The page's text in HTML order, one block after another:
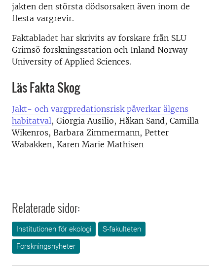
jakten den största dödsorsaken även inom de
flesta vargrevir.
Faktabladet har skrivits av forskare från SLU
Grimsö forskningsstation och Inland Norway
University of Applied Sciences.
Läs Fakta Skog
Jakt- och vargpredationsrisk påverkar älgens
habitatval, Giorgia Ausilio, Håkan Sand, Camilla
Wikenros, Barbara Zimmermann, Petter
Wabakken, Karen Marie Mathisen
Relaterade sidor:
Institutionen för ekologi
S-fakulteten
Forskningsnyheter